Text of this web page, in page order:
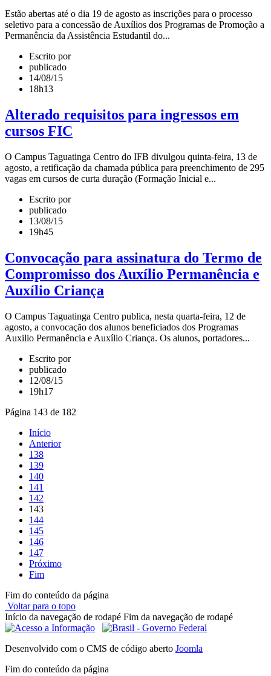
Estão abertas até o dia 19 de agosto as inscrições para o processo
seletivo para a concessão de Auxílios dos Programas de Promoção a
Permanência da Assistência Estudantil do...
Escrito por
publicado
14/08/15
18h13
Alterado requisitos para ingressos em
cursos FIC
O Campus Taguatinga Centro do IFB divulgou quinta-feira, 13 de
agosto, a retificação da chamada pública para preenchimento de 295
vagas em cursos de curta duração (Formação Inicial e...
Escrito por
publicado
13/08/15
19h45
Convocação para assinatura do Termo de
Compromisso dos Auxílio Permanência e
Auxílio Criança
O Campus Taguatinga Centro publica, nesta quarta-feira, 12 de
agosto, a convocação dos alunos beneficiados dos Programas
Auxilio Permanência e Auxílio Criança. Os alunos, portadores...
Escrito por
publicado
12/08/15
19h17
Página 143 de 182
Início
Anterior
138
139
140
141
142
143
144
145
146
147
Próximo
Fim
Fim do conteúdo da página
Voltar para o topo
Início da navegação de rodapé Fim da navegação de rodapé
Desenvolvido com o CMS de código aberto Joomla
Fim do conteúdo da página